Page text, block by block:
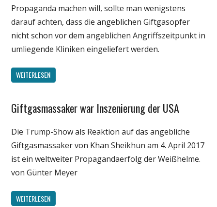
Wissenschaft
Propaganda machen will, sollte man wenigstens
darauf achten, dass die angeblichen Giftgasopfer
nicht schon vor dem angeblichen Angriffszeitpunkt in
umliegende Kliniken eingeliefert werden.
WEITERLESEN
Gesellschaft
Politik
Wissenschaft
Giftgasmassaker war Inszenierung der USA
Die Trump-Show als Reaktion auf das angebliche
Giftgasmassaker von Khan Sheikhun am 4. April 2017
ist ein weltweiter Propagandaerfolg der Weißhelme.
von Günter Meyer
WEITERLESEN